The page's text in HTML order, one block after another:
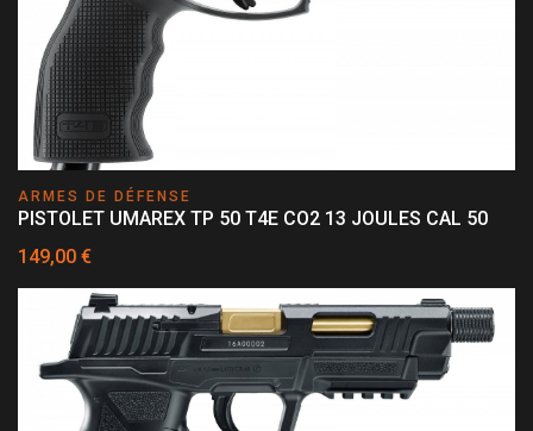
ARMES DE DÉFENSE
PISTOLET UMAREX TP 50 T4E CO2 13 JOULES CAL 50
149,00 €